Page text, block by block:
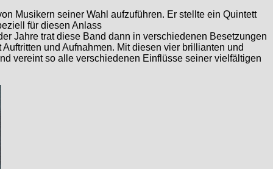
Musikern seiner Wahl aufzuführen. Er stellte ein Quintett
für diesen Anlass
Jahre trat diese Band dann in verschiedenen Besetzungen
und Aufnahmen. Mit diesen vier brillianten und
vereint so alle verschiedenen Einflüsse seiner vielfältigen